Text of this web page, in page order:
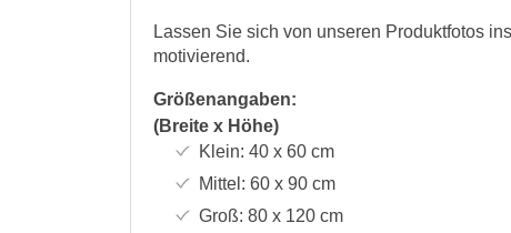
Lassen Sie sich von unseren Produktfotos
motivierend.
Größenangaben:
(Breite x Höhe)
Klein: 40 x 60cm
Mittel: 60 x 90cm
Groß: 80 x 120cm